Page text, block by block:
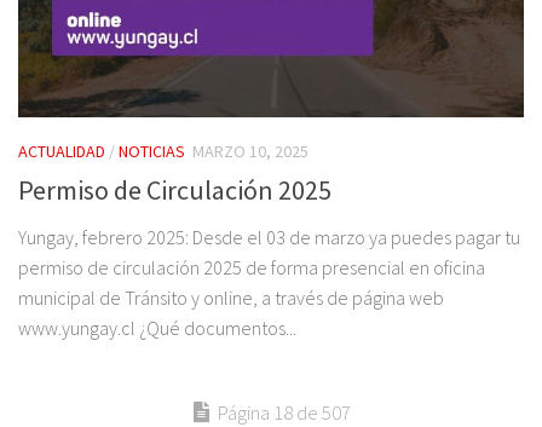
ACTUALIDAD /NOTICIAS MARZO 10, 2025
Permiso de Circulación 2025
Yungay, febrero 2025: Desde el 03 de marzo ya puedes pagar tu
permiso de circulación 2025 de forma presencial en oficina
municipal de Tránsito y online, a través de página web
www.yungay.cl ¿Qué documentos...
Página 18 de 507